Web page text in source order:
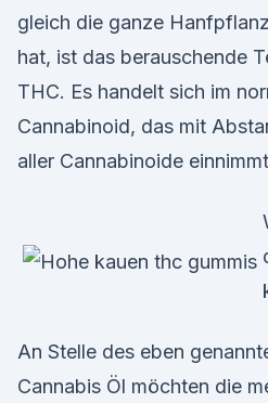
gleich die ganze
hat, ist das berauschende
THC. Es handelt sich im
Cannabinoid, das mit
aller Cannabinoide
An Stelle des eben
Cannabis Öl möchten die